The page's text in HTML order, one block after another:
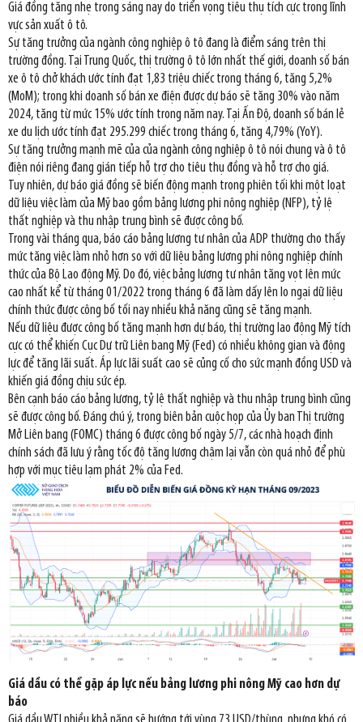
Giá đồng tăng nhẹ trong sáng nay do triển vọng tiêu thụ tích cực trong lĩnh
vực sản xuất ô tô.
Sự tăng trưởng của ngành công nghiệp ô tô đang là điểm sáng trên thị
trường đồng. Tại Trung Quốc, thị trường ô tô lớn nhất thế giới, doanh số bán
xe ô tô chở khách ước tính đạt 1,83 triệu chiếc trong tháng 6, tăng 5,2%
(MoM); trong khi doanh số bán xe điện được dự báo sẽ tăng 30% vào năm
2024, tăng từ mức 15% ước tính trong năm nay. Tại Ấn Độ, doanh số bán lẻ
xe du lịch ước tính đạt 295.299 chiếc trong tháng 6, tăng 4,79% (YoY).
Sự tăng trưởng mạnh mẽ của của ngành công nghiệp ô tô nói chung và ô tô
điện nói riêng đang gián tiếp hỗ trợ cho tiêu thụ đồng và hỗ trợ cho giá.
Tuy nhiên, dự báo giá đồng sẽ biến động mạnh trong phiên tối khi một loạt
dữ liệu việc làm của Mỹ bao gồm bảng lương phi nông nghiệp (NFP), tỷ lệ
thất nghiệp và thu nhập trung bình sẽ được công bố.
Trong vài tháng qua, báo cáo bảng lương tư nhân của ADP thường cho thấy
mức tăng việc làm nhỏ hơn so với dữ liệu bảng lương phi nông nghiệp chính
thức của Bộ Lao động Mỹ. Do đó, việc bảng lương tư nhân tăng vọt lên mức
cao nhất kể từ tháng 01/2022 trong tháng 6 đã làm dấy lên lo ngại dữ liệu
chính thức được công bố tối nay nhiều khả năng cũng sẽ tăng mạnh.
Nếu dữ liệu được công bố tăng mạnh hơn dự báo, thị trường lao động Mỹ tích
cực có thể khiến Cục Dự trữ Liên bang Mỹ (Fed) có nhiều không gian và động
lực để tăng lãi suất. Áp lực lãi suất cao sẽ củng cố cho sức mạnh đồng USD và
khiến giá đồng chịu sức ép.
Bên cạnh báo cáo bảng lương, tỷ lệ thất nghiệp và thu nhập trung bình cũng
sẽ được công bố. Đáng chú ý, trong biên bản cuộc họp của Ủy ban Thị trường
Mở Liên bang (FOMC) tháng 6 được công bố ngày 5/7, các nhà hoạch định
chính sách đã lưu ý rằng tốc độ tăng lương chậm lại vẫn còn quá nhỏ để phù
hợp với mục tiêu lạm phát 2% của Fed.
Giá dầu có thể gặp áp lực nếu bảng lương phi nông Mỹ cao hơn dự
báo